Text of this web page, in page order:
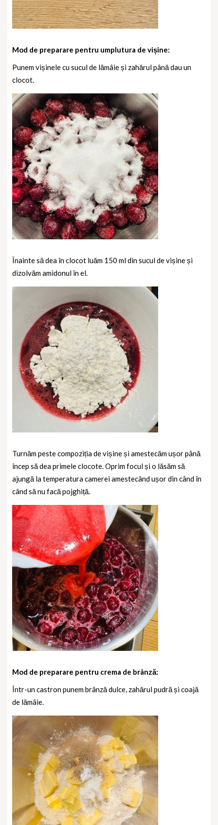
Mod de preparare pentru umplutura de vișine:
Punem vișinele cu sucul de lămâie și zahărul până dau un
clocot.
Înainte să dea în clocot luăm 150 ml din sucul de vișine și
dizolvăm amidonul în el.
Turnăm peste compoziția de vișine și amestecăm ușor până
încep să dea primele clocote. Oprim focul și o lăsăm să
ajungă la temperatura camerei amestecând ușor din când în
când să nu facă pojghiță.
Mod de preparare pentru crema de brânză:
Într-un castron punem brânză dulce, zahărul pudră și coajă
de lămâie.